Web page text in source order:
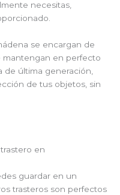
necesitas,
se encargan de
mantengan en perfecto
de última generación,
de tus objetos, sin
en
guardar en un
trasteros son perfectos